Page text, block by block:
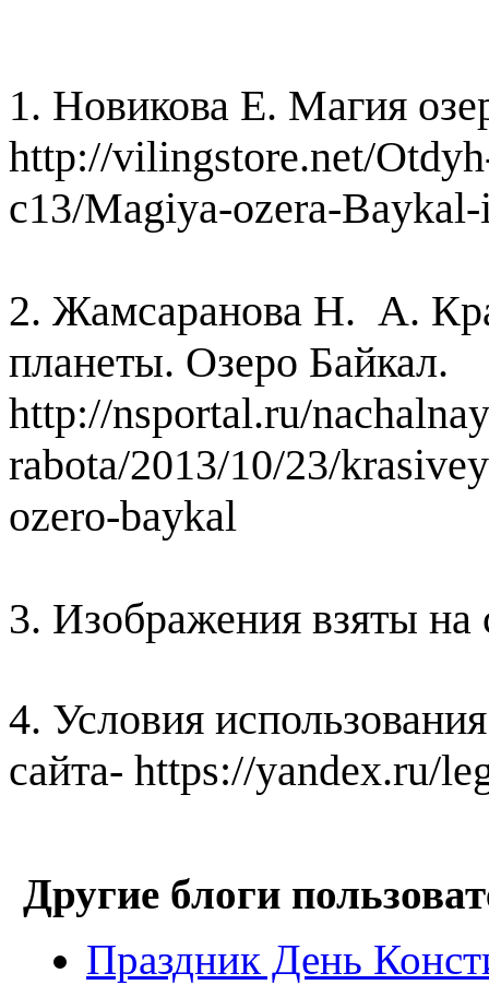
1. Новикова Е. Магия
http://vilingstore.net/
c13/Magiya-ozera-
2. Жамсаранова Н. А.
планеты. Озеро Байкал.
http://nsportal.ru/
rabota/2013/10/23/
ozero-baykal
3. Изображения взяты на
4. Условия использования
сайта- https://yandex.ru/
Другие блоги
Праздник День